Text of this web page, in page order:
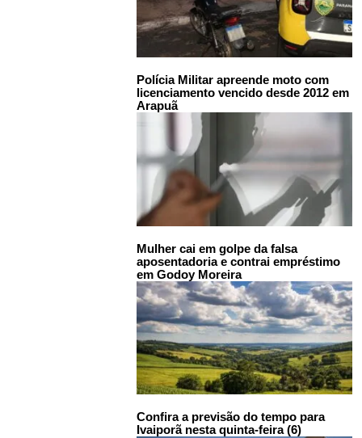
Polícia Militar apreende moto com
licenciamento vencido desde 2012 em
Arapuã
Mulher cai em golpe da falsa
aposentadoria e contrai empréstimo
em Godoy Moreira
Confira a previsão do tempo para
Ivaiporã nesta quinta-feira (6)